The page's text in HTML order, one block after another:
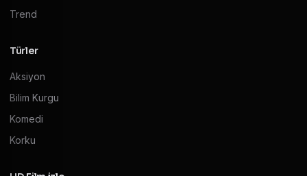
Trend
Türler
Aksiyon
Bilim Kurgu
Komedi
Korku